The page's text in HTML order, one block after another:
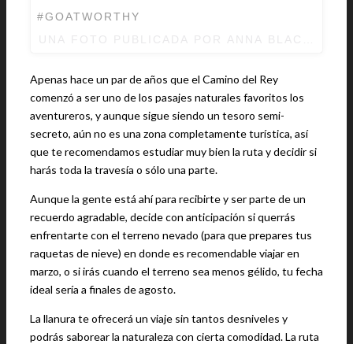
#GOATWORTHY
Apenas hace un par de años que el Camino del Rey
comenzó a ser uno de los pasajes naturales favoritos los
aventureros, y aunque sigue siendo un tesoro semi-
secreto, aún no es una zona completamente turística, así
que te recomendamos estudiar muy bien la ruta y decidir si
harás toda la travesía o sólo una parte.
Aunque la gente está ahí para recibirte y ser parte de un
recuerdo agradable, decide con anticipación si querrás
enfrentarte con el terreno nevado (para que prepares tus
raquetas de nieve) en donde es recomendable viajar en
marzo, o si irás cuando el terreno sea menos gélido, tu fecha
ideal sería a finales de agosto.
La llanura te ofrecerá un viaje sin tantos desniveles y
podrás saborear la naturaleza con cierta comodidad. La ruta